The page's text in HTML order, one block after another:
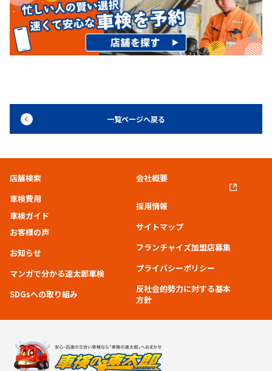
一覧ページへ戻る
店舗検索
車検費用
車検ガイド
お客様の声
お知らせ
マンガで分かる速太郎車検
SDGsへの取り組み
会社概要
採用情報
サイトマップ
フランチャイズ加盟店募集
プライバシーポリシー
反社会的勢力に対する基本
方針